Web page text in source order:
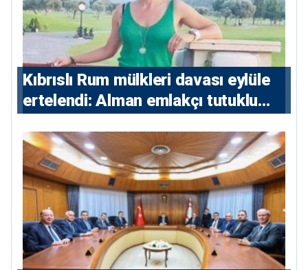
Kıbrıslı Rum mülkleri davası eylüle
ertelendi: Alman emlakçı tutuklu